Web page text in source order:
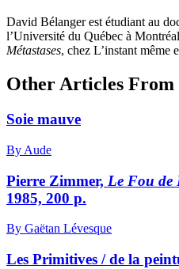
David Bélangerest étudiant au
l’Université du Québec à
Métastases, chez L’instant même
Other Articles
Soie mauve
By Aude
Pierre Zimmer, Le Fou de
1985, 200 p.
By Gaëtan Lévesque
Les Primitives / de la